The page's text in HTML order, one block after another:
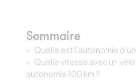
Sommaire
Quelle est l’autonomie
Quelle vitesse avec un
autonomie 100 km ?